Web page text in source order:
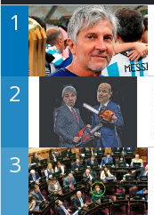
1
2
3